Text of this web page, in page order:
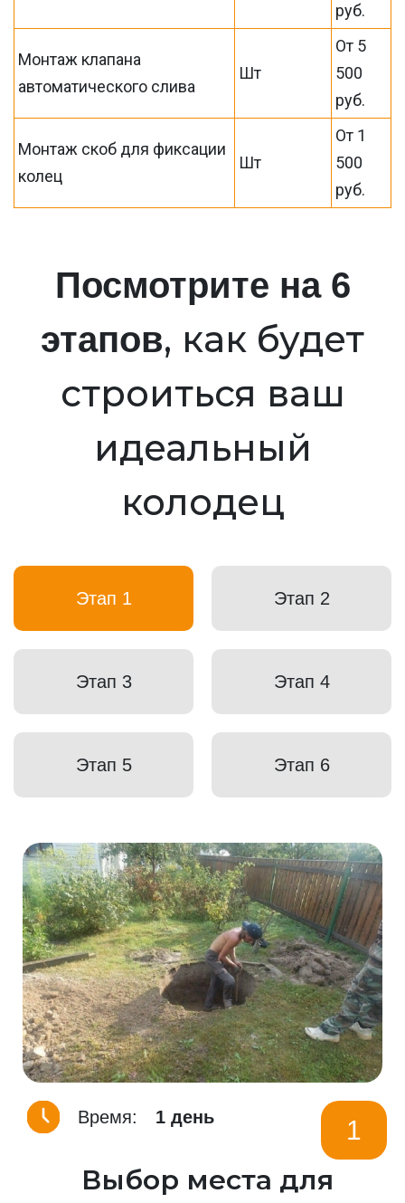
руб.
Монтаж клапана
автоматического слива
Шт
От 5
500
руб.
Монтаж скоб для фиксации
колец
Шт
От 1
500
руб.
Посмотрите на 6
этапов, как будет
строиться ваш
идеальный
колодец
Этап 1 Этап 2
Этап 3 Этап 4
Этап 5 Этап 6
Время: 1 день 1
Выбор места для